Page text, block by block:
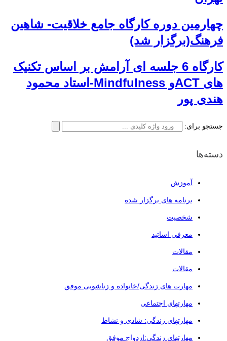
چهارمین دوره کارگاه جامع خلاقیت- شاهین
فرهنگ(برگزار شد)
کارگاه 6 جلسه ای آرامش بر اساس تکنیک
های ACTو Mindfulness-استاد محمود
هندی پور
جستجو برای:
دسته‌ها
آموزش
برنامه های برگزار شده
شخصیت
معرفی اساتید
مقالات
مقالات
مهارت های زندگی/خانواده و زناشویی موفق
مهارتهای اجتماعی
مهارتهای زندگی: شادی و نشاط
مهارتهای زندگی:ازدواج موفق